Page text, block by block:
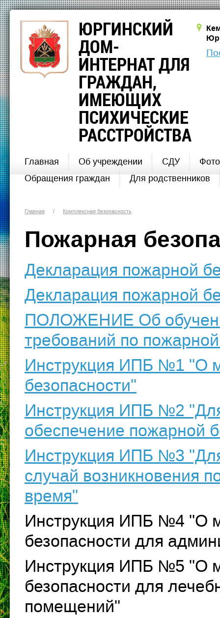
ЮРГИНСКИЙ
ДОМ-
ИНТЕРНАТ ДЛЯ
ГРАЖДАН,
ИМЕЮЩИХ
ПСИХИЧЕСКИЕ
РАССТРОЙСТВА
Главная Об учреждении СДУ
Обращения граждан
Для родственников
Главная / Комплексная безопасность
Пожарная
Декларация пожарной
Декларация пожарной
ПОЛОЖЕНИЕ Об
требований по
Инструкция ИПБ №1 "О
безопасности"
Инструкция ИПБ №2
обеспечение пожарной
Инструкция ИПБ №3
случай возникновения
время"
Инструкция ИПБ №4 "О
безопасности для
Инструкция ИПБ №5 "О
безопасности для
помещений"